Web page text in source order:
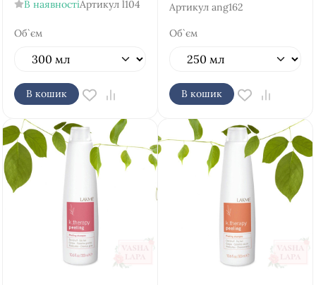
В наявностіАртикул l104
Об`єм
В кошик
Артикул ang162
Об`єм
В кошик